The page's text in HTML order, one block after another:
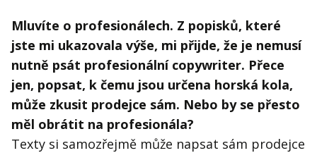
Mluvíte o profesionálech. Z popisků, které
jste mi ukazovala výše, mi přijde, že je nemusí
nutně psát profesionální copywriter. Přece
jen, popsat, k čemu jsou určena horská kola,
může zkusit prodejce sám. Nebo by se přesto
měl obrátit na profesionála?
Texty si samozřejmě může napsat sám prodejce